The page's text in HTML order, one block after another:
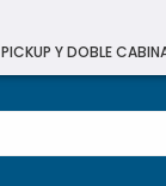
PICKUP Y DOBLE